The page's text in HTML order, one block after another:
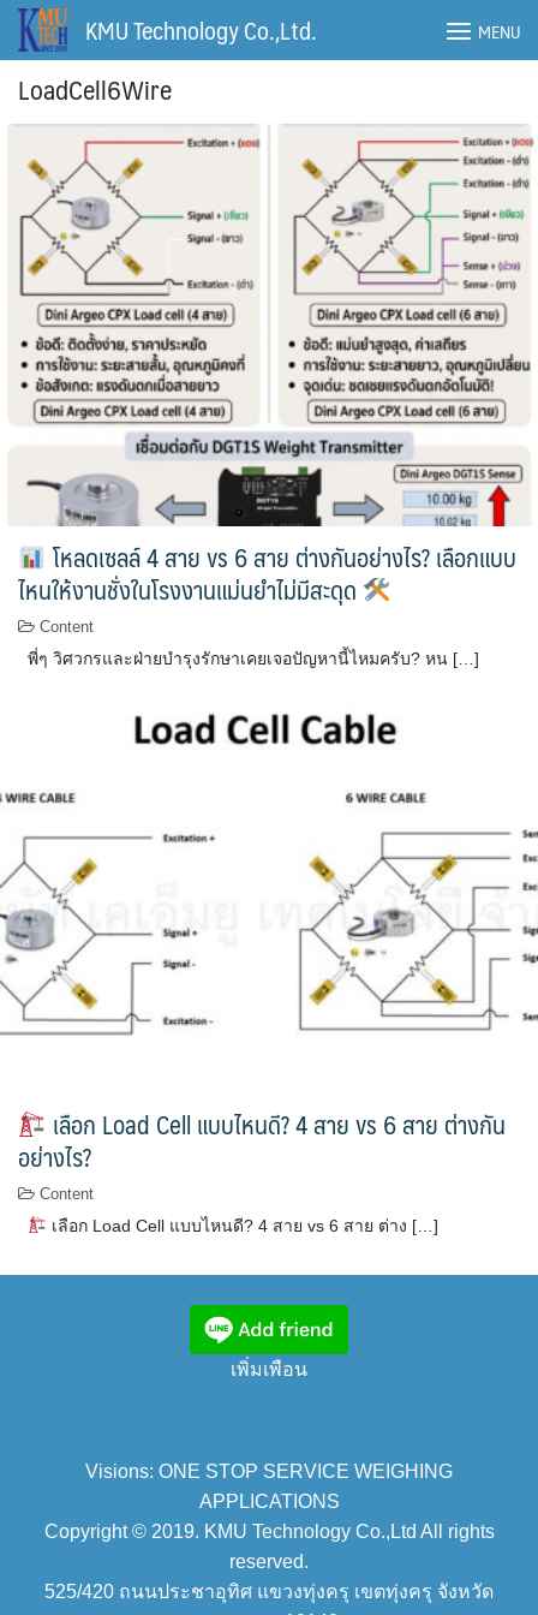
Skip
KMU Technology Co.,Ltd. MENU
LoadCell6Wire
โหลดเซลล์ 4 สาย vs 6 สาย ต่างกันอย่างไร? เลือกแบบ
ไหนให้งานชั่งในโรงงานแม่นยำไม่มีสะดุด
Content
พี่ๆ วิศวกรและฝ่ายบำรุงรักษาเคยเจอปัญหานี้ไหมครับ? หน […]
เลือก Load Cell แบบไหนดี? 4 สาย vs 6 สาย ต่างกัน
อย่างไร?
Content
เลือก Load Cell แบบไหนดี? 4 สาย vs 6 สาย ต่าง […]
เพิ่มเพือน
Visions: ONE STOP SERVICE WEIGHING
APPLICATIONS
Copyright © 2019. KMU Technology Co.,Ltd All rights
reserved.
525/420 ถนนประชาอุทิศ แขวงทุ่งครุ เขตทุ่งครุ จังหวัด